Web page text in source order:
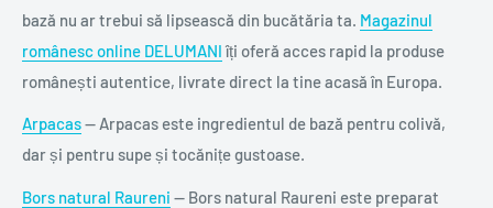
bază nu ar trebui să lipsească din bucătăria ta. Magazinul
românesc online DELUMANI îți oferă acces rapid la produse
românești autentice, livrate direct la tine acasă în Europa.
Arpacas— Arpacas este ingredientul de bază pentru colivă,
dar și pentru supe și tocănițe gustoase.
Bors natural Raureni — Bors natural Raureni este preparat